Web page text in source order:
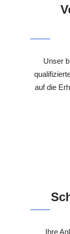
Unser
auf die
Ihre